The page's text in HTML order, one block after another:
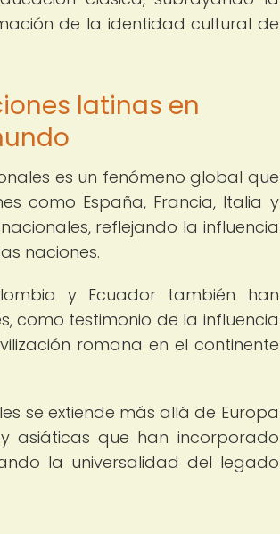
de la identidad cultural de
latinas en
es un fenómeno global que
como España, Francia, Italia y
reflejando la influencia
naciones.
y Ecuador también han
como testimonio de la influencia
romana en el continente
se extiende más allá de Europa
asiáticas que han incorporado
la universalidad del legado